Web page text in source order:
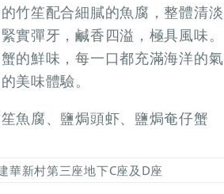
竹笙配合細膩的魚腐，整體清淡
實彈牙，鹹香四溢，極具風味。
的鮮味，每一口都充滿海洋的氣
美味體驗。
魚腐、鹽焗頭虾、鹽焗奄仔蟹
華新村第三座地下C座及D座